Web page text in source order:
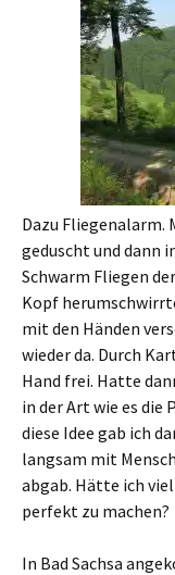
Dazu Fliegenalarm.
geduscht und dann
Schwarm Fliegen
Kopf
mit den Händen
wieder da. Durch
Hand frei. Hatte
in der Art wie es die
diese Idee gab ich
langsam mit
abgab. Hätte ich
perfekt zu machen?
In Bad Sachsa